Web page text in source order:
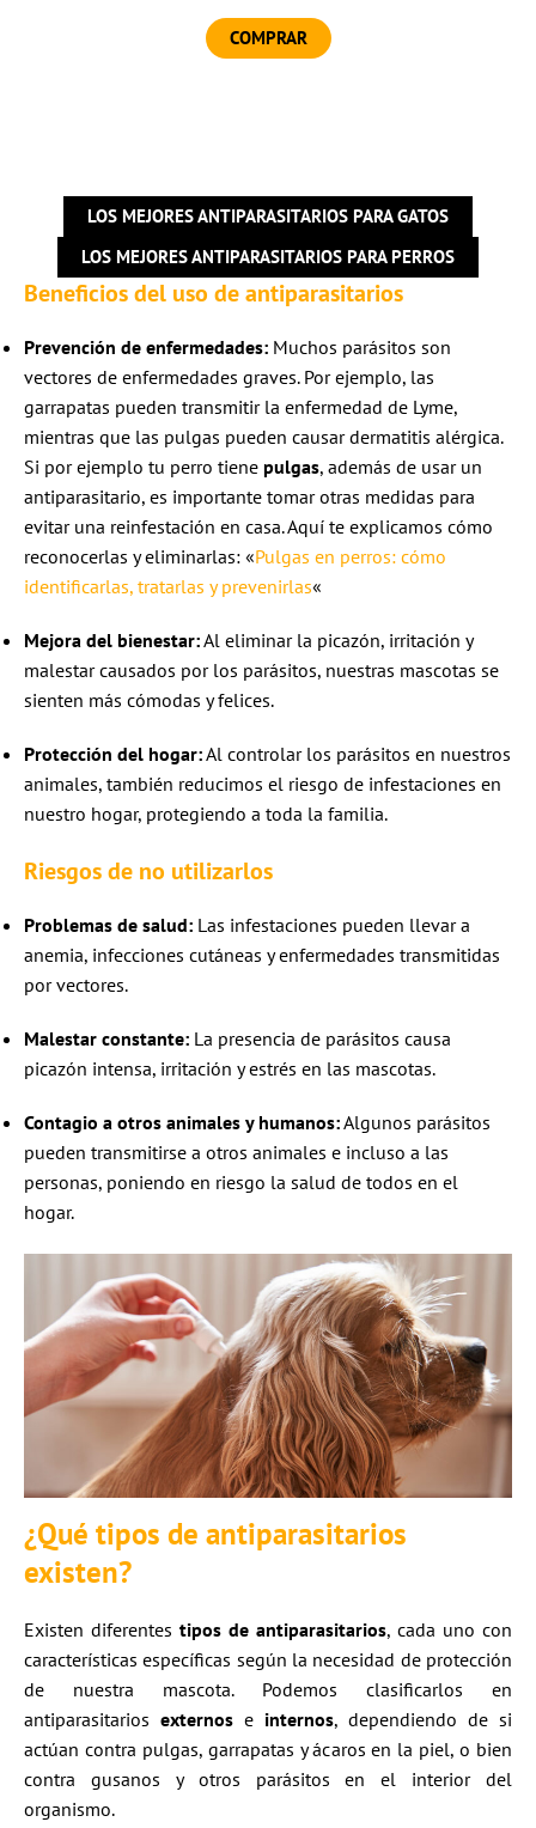
COMPRAR
LOS MEJORES ANTIPARASITARIOS PARA GATOS
LOS MEJORES ANTIPARASITARIOS PARA PERROS
Beneficios del uso de antiparasitarios
Prevención de enfermedades: Muchos parásitos son
vectores de enfermedades graves. Por ejemplo, las
garrapatas pueden transmitir la enfermedad de Lyme,
mientras que las pulgas pueden causar dermatitis alérgica.
Si por ejemplo tu perro tiene pulgas, además de usar un
antiparasitario, es importante tomar otras medidas para
evitar una reinfestación en casa. Aquí te explicamos cómo
reconocerlas y eliminarlas: «Pulgas en perros: cómo
identificarlas, tratarlas y prevenirlas«
Mejora del bienestar:Al eliminar la picazón, irritación y
malestar causados por los parásitos, nuestras mascotas se
sienten más cómodas y felices.
Protección del hogar:Al controlar los parásitos en nuestros
animales, también reducimos el riesgo de infestaciones en
nuestro hogar, protegiendo a toda la familia.
Riesgos de no utilizarlos
Problemas de salud: Las infestaciones pueden llevar a
anemia, infecciones cutáneas y enfermedades transmitidas
por vectores.
Malestar constante: La presencia de parásitos causa
picazón intensa, irritación y estrés en las mascotas.
Contagio a otros animales y humanos:Algunos parásitos
pueden transmitirse a otros animales e incluso a las
personas, poniendo en riesgo la salud de todos en el
hogar.
¿Qué tipos de antiparasitarios
existen?
Existen diferentes tipos de antiparasitarios, cada uno con
características específicas según la necesidad de protección
de nuestra mascota. Podemos clasificarlos en
antiparasitarios externos e internos, dependiendo de si
actúan contra pulgas, garrapatas y ácaros en la piel, o bien
contra gusanos y otros parásitos en el interior del
organismo.